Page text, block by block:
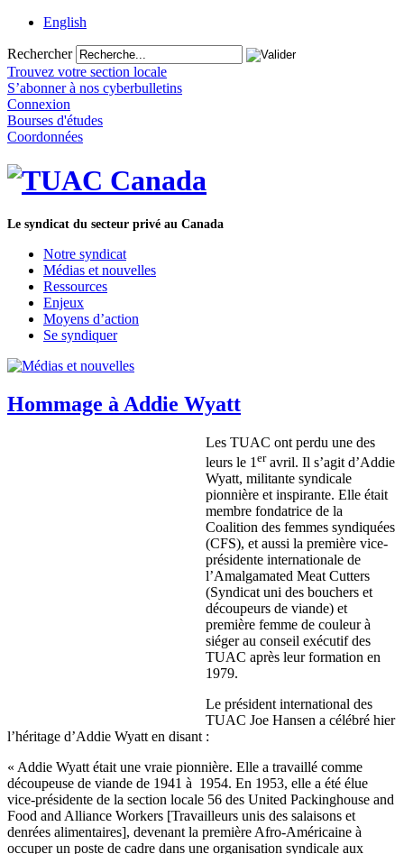
English
Rechercher
Trouvez votre section locale
S’abonner à nos cyberbulletins
Connexion
Bourses d'études
Coordonnées
Le syndicat du secteur privé au Canada
Notre syndicat
Médias et nouvelles
Ressources
Enjeux
Moyens d’action
Se syndiquer
Hommage à Addie Wyatt
Les TUAC ont perdu une des
leurs le 1 er avril. Il s’agit d’Addie
Wyatt, militante syndicale
pionnière et inspirante. Elle était
membre fondatrice de la
Coalition des femmes syndiquées
(CFS), et aussi la première vice-
présidente internationale de
l’Amalgamated Meat Cutters
(Syndicat uni des bouchers et
découpeurs de viande) et
première femme de couleur à
siégerau conseil exécutifdes
TUAC après leurformation en
1979.
Le président international des
TUAC Joe Hansen a célébré hier
l’héritage d’Addie Wyatt en disant :
« Addie Wyatt était une vraie pionnière. Elle a travaillé comme
découpeuse de viande de 1941 à 1954. En 1953, elle a été élue
vice-présidente de la section locale 56 des United Packinghouse and
Food and Alliance Workers [Travailleurs unis des salaisons et
denrées alimentaires], devenant la première Afro-Américaine à
occuperun poste de cadre dans une organisation syndicale aux